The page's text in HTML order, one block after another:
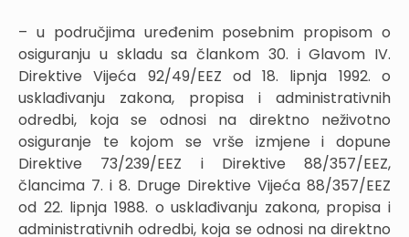
– u područjima uređenim posebnim propisom o
osiguranju u skladu sa člankom 30. i Glavom IV.
Direktive Vijeća 92/49/EEZ od 18. lipnja 1992. o
usklađivanju zakona, propisa i administrativnih
odredbi, koja se odnosi na direktno neživotno
osiguranje te kojom se vrše izmjene i dopune
Direktive 73/239/EEZ i Direktive 88/357/EEZ,
člancima 7. i 8. Druge Direktive Vijeća 88/357/EEZ
od 22. lipnja 1988. o usklađivanju zakona, propisa i
administrativnih odredbi, koja se odnosi na direktno